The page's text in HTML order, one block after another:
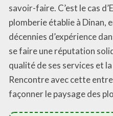
savoir-faire. C’est le cas
plomberie établie à Dinan,
décennies d’expérience
se faire une réputation
qualité de ses services et
Rencontre avec cette
façonner le paysage des